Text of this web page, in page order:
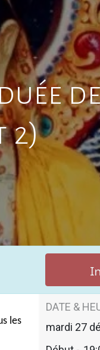
2)
les
DATE &
mardi 27